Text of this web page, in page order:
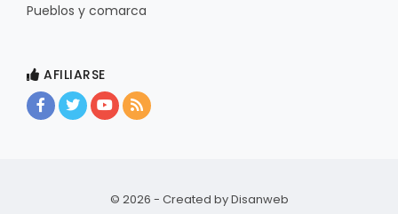
Pueblos y comarca
AFILIARSE
© 2026 - Created byDisanweb